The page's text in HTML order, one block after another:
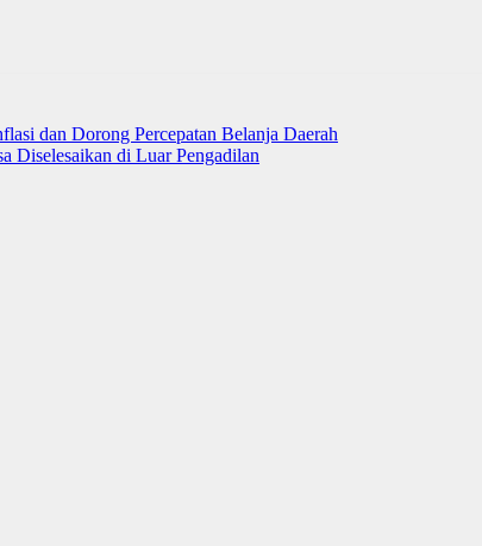
dan Dorong Percepatan Belanja Daerah
Diselesaikan di Luar Pengadilan